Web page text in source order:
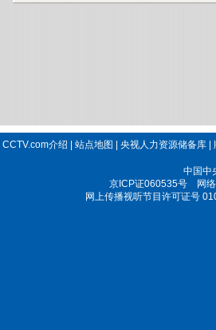
|CCTV.com介绍 |站点地图 |央视人力资源储备库 |
中国中
京ICP证060535号 网络
网上传播视听节目许可证号